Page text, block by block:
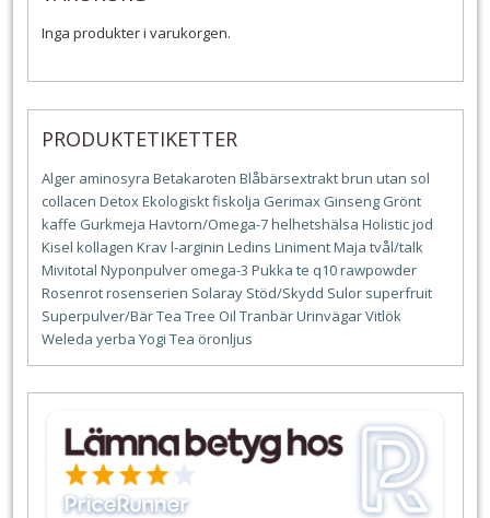
Inga produkter i varukorgen.
PRODUKTETIKETTER
Alger aminosyra Betakaroten Blåbärsextraktbrun utan sol
collacen DetoxEkologisktfiskolja Gerimax Ginseng Grönt
kaffe Gurkmeja Havtorn/Omega-7helhetshälsa Holisticjod
Kisel kollagen Kravl-arginin Ledins LinimentMaja tvål/talk
Mivitotal Nyponpulver omega-3 Pukka te q10rawpowder
Rosenrotrosenserien Solaray Stöd/Skydd Sulor superfruit
Superpulver/BärTea Tree Oil TranbärUrinvägarVitlök
Weleda yerba Yogi Tea öronljus